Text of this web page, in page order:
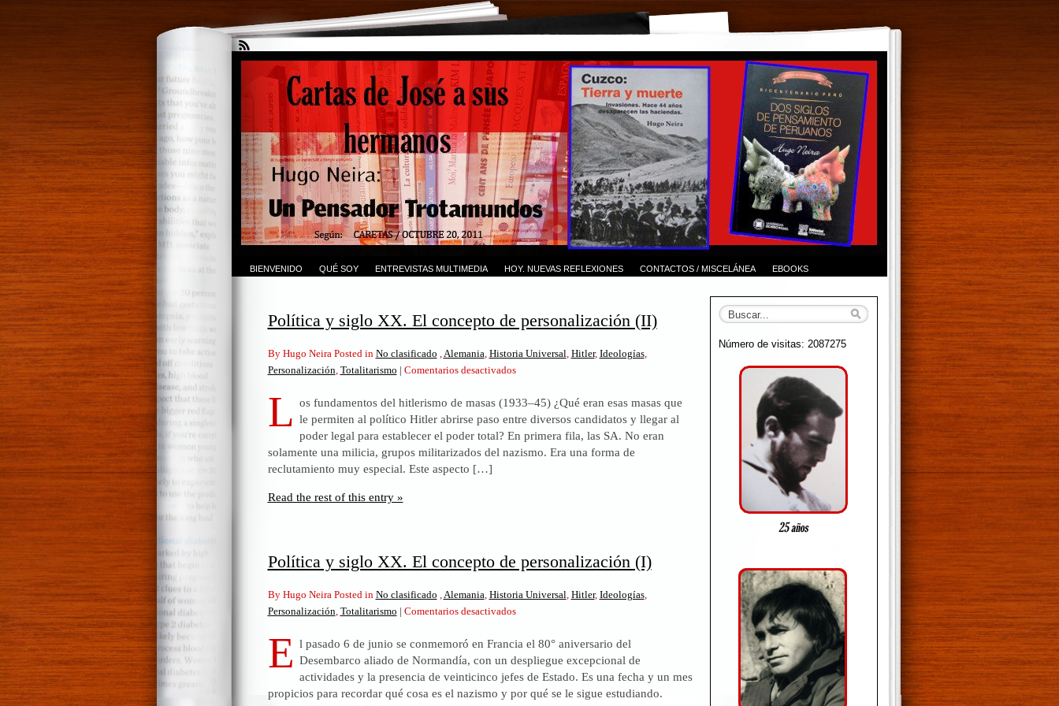
BIENVENIDO QUÉ SOY ENTREVISTAS MULTIMEDIA HOY. NUEVAS REFLEXIONES CONTACTOS / MISCELÁNEA EBOOKS
Política y siglo XX. El concepto de personalización (II)
By Hugo Neira Posted in No clasificado ,Alemania, Historia Universal, Hitler, Ideologías,
Personalización, Totalitarismo | Comentarios desactivadosen
y
siglo
XX.
El
L os fundamentos del hitlerismo de masas (1933–45) ¿Qué eran esas masas que
le permiten al político Hitler abrirse paso entre diversos candidatos y llegar al
poder legal para establecer el poder total? En primera fila, las SA. No eran
solamente una milicia, grupos militarizados del nazismo. Era una forma de
reclutamiento muy especial. Este aspecto […]
Read the rest of this entry »
Política y siglo XX. El concepto de personalización (I)
By Hugo Neira Posted in No clasificado Alemania Historia Universal Hitler, Ideologías,
Personalización Totalitarismo | Comentarios desactivadosen
y
siglo
XX.
El
E l pasado 6 de junio se conmemoró en Francia el 80° aniversario del
Desembarco aliado de Normandía, con un despliegue excepcional de
actividades y la presencia de veinticinco jefes de Estado. Es una fecha y un mes
propicios para recordar qué cosa es el nazismo y por qué se le sigue estudiando.
Número de visitas: 2087275